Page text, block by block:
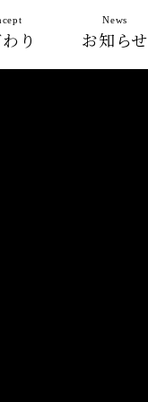
り お知らせ
News